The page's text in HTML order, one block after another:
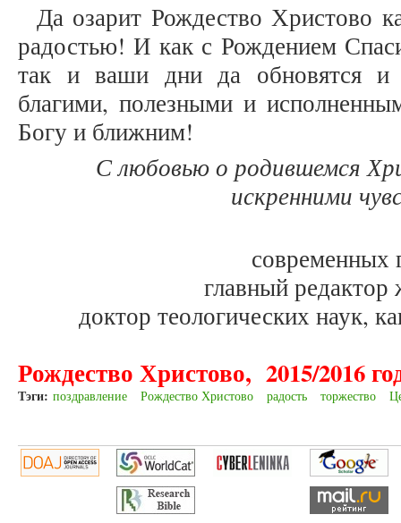
Да озарит Рождество Христово
радостью! И как с Рождением
так и ваши дни да обновятся и
благими, полезными и
Богу и ближним!
С любовью о родившемся
искренними
современных
главный редактор
доктор теологических наук,
Рождество Христово, 2015/2016
Тэги: поздравление Рождество Христово радость торжество